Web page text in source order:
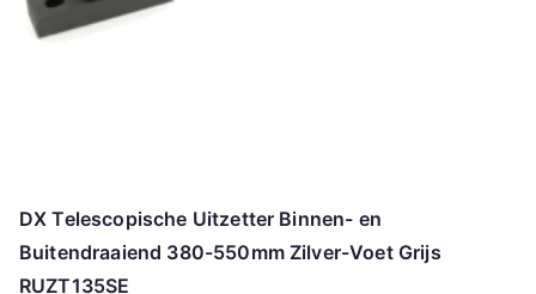
DX Telescopische Uitzetter Binnen- en
Buitendraaiend 380-550mm Zilver-Voet Grijs
RUZT135SE